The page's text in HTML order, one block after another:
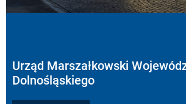
Urząd Marszałkowski
Dolnośląskiego